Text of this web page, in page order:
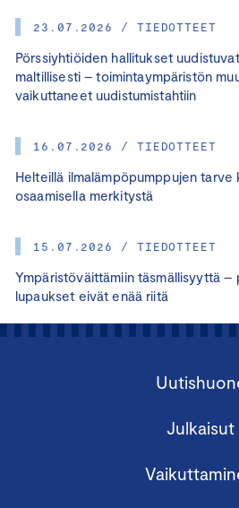
23.07.2026 / TIEDOTTEET
Pörssiyhtiöiden hallitukset
maltillisesti – toimintaympäristön
vaikuttaneet uudistumistahtiin
16.07.2026 / TIEDOTTEET
Helteillä ilmalämpöpumppujen tarve
osaamisella merkitystä
15.07.2026 / TIEDOTTEET
Ympäristöväittämiin täsmällisyyttä –
lupaukset eivät enää riitä
Julkaisut